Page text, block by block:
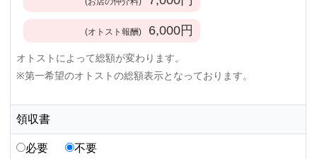
(オトスト報酬) 6,000円
オトストによって総額が変わります。
※第一希望のオトストの総額表示となっております。
領収書
必要 不要